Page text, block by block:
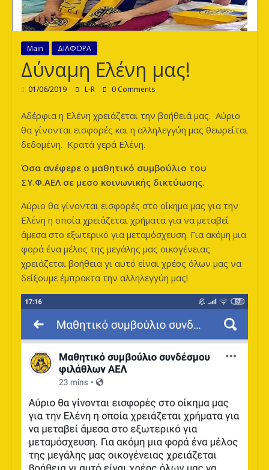
των
Λεόντων
Main ΔΙΑΦΟΡΑ
Δύναμη Ελένη μας!
01/06/2019 L-R 0 Comments
Αδέρφια η Ελένη χρειάζεται την βοήθειά μας. Αύριο
θα γίνονται εισφορές και η αλληλεγγύη μας θεωρείται
δεδομένη. Κρατά γερά Ελένη.
Όσα ανέφερε ο μαθητικό συμβούλιο του
ΣΥ.Φ.ΑΕΛ σε μεσο κοινωνικής δικτύωσης.
Αύριο θα γίνονται εισφορές στο οίκημα μας για την
Ελένη η οποία χρειάζεται χρήματα για να μεταβεί
άμεσα στο εξωτερικό για μεταμόσχευση. Για ακόμη μια
φορά ένα μέλος της μεγάλης μας οικογένειας
χρειάζεται βοήθεια γι αυτό είναι χρέος όλων μας να
δείξουμε έμπρακτα την αλληλεγγύη μας!